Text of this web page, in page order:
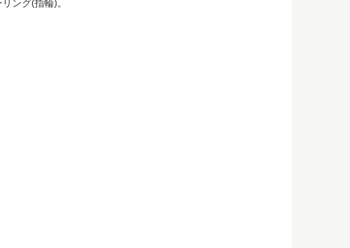
ング(指輪)。